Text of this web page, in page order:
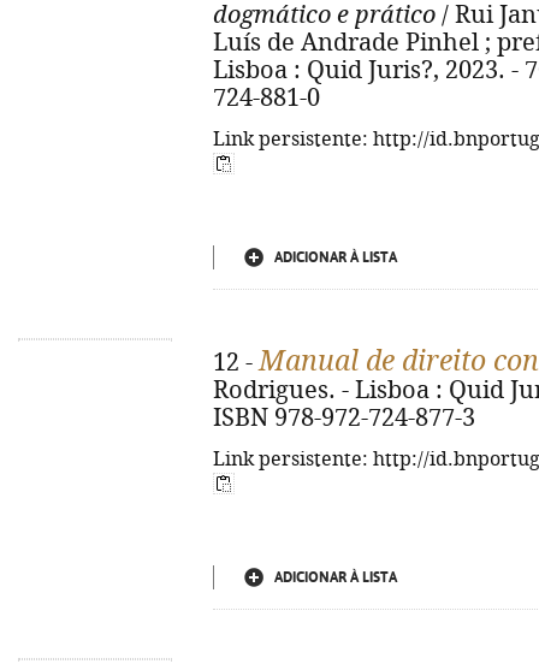
dogmático e prático / Rui
Luís de Andrade Pinhel ;
Lisboa : Quid Juris?, 2023. -
724-881-0
Link persistente: http://
ADICIONAR À LISTA
12 -Manual de direito
Rodrigues. - Lisboa : Quid
ISBN 978-972-724-877-3
Link persistente: http://
ADICIONAR À LISTA